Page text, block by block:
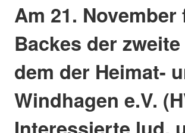
Am 21.
Backes der
dem der Heimat-
Windhagen e.V.